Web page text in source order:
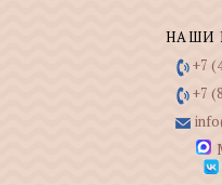
НАШИ
+7
+7